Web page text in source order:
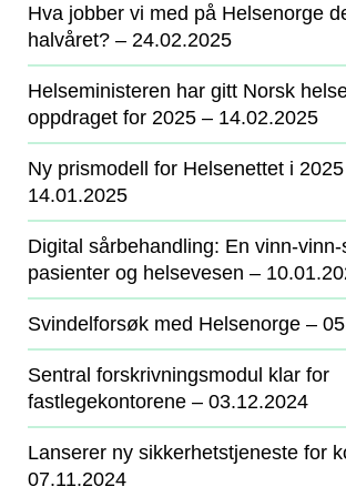
Hva jobber vi med på Helsenorge
halvåret? ‒ 24.02.2025
Helseministeren har gitt Norsk
oppdraget for 2025 ‒ 14.02.2025
Ny prismodell for Helsenettet i
14.01.2025
Digital sårbehandling: En vinn-
pasienter og helsevesen ‒
Svindelforsøk med Helsenorge ‒
Sentral forskrivningsmodul klar for
fastlegekontorene ‒ 03.12.2024
Lanserer ny sikkerhetstjeneste for
07.11.2024